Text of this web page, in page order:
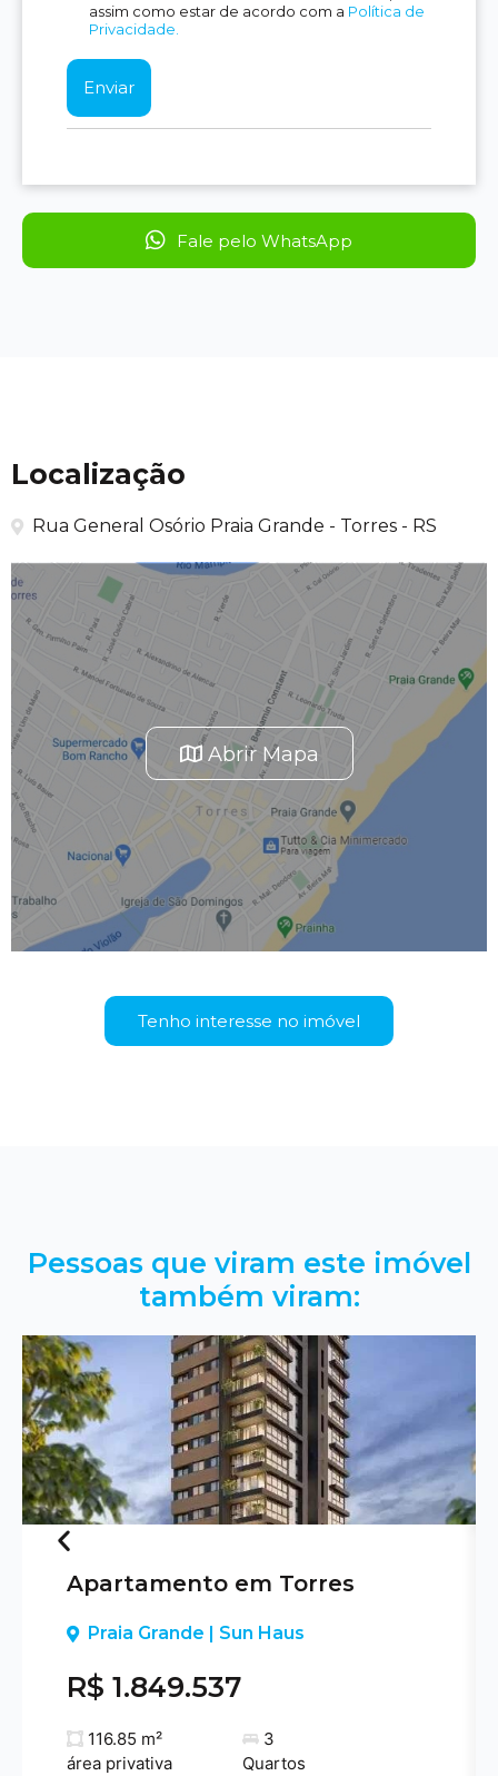
assim como estar de acordo com a Política de
Privacidade.
Fale pelo WhatsApp
Localização
Rua General Osório Praia Grande - Torres - RS
Abrir Mapa
Tenho interesse no imóvel
Pessoas que viram este imóvel
também viram:
Previous
Apartamento em Torres
Praia Grande | Sun Haus
R$ 1.849.537
116.85 m²
área privativa
3
Quartos